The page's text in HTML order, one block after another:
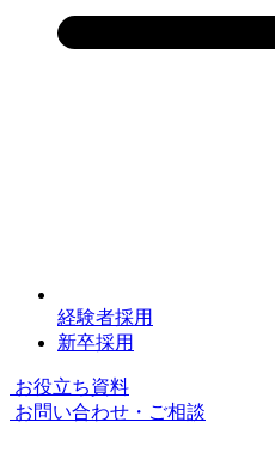
経験者採用
新卒採用
お役⽴ち資料
お問い合わせ・ご相談